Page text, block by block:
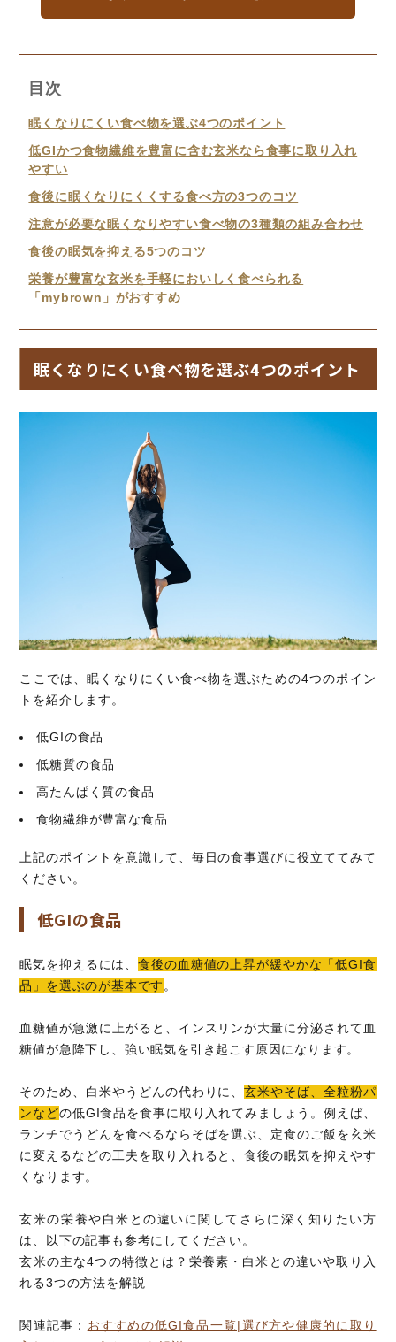
目次
眠くなりにくい食べ物を選ぶ4つのポイント
低GIかつ食物繊維を豊富に含む玄米なら食事に取り入れ
やすい
食後に眠くなりにくくする食べ方の3つのコツ
注意が必要な眠くなりやすい食べ物の3種類の組み合わせ
食後の眠気を抑える5つのコツ
栄養が豊富な玄米を手軽においしく食べられる
「mybrown」がおすすめ
眠くなりにくい食べ物を選ぶ4つのポイント
ここでは、眠くなりにくい食べ物を選ぶための4つのポイン
トを紹介します。
低GIの食品
低糖質の食品
高たんぱく質の食品
食物繊維が豊富な食品
上記のポイントを意識して、毎日の食事選びに役立ててみて
ください。
低GIの食品
眠気を抑えるには、食後の血糖値の上昇が緩やかな「低GI食
品」を選ぶのが基本です 。
血糖値が急激に上がると、インスリンが大量に分泌されて血
糖値が急降下し、強い眠気を引き起こす原因になります。
そのため、白米やうどんの代わりに、玄米やそば、全粒粉パ
ンなどの低GI食品を食事に取り入れてみましょう。例えば、
ランチでうどんを食べるならそばを選ぶ、定食のご飯を玄米
に変えるなどの工夫を取り入れると、食後の眠気を抑えやす
くなります。
玄米の栄養や白米との違いに関してさらに深く知りたい方
は、以下の記事も参考にしてください。
玄米の主な4つの特徴とは？栄養素・白米との違いや取り入
れる3つの方法を解説
関連記事： おすすめの低GI食品一覧|選び方や健康的に取り